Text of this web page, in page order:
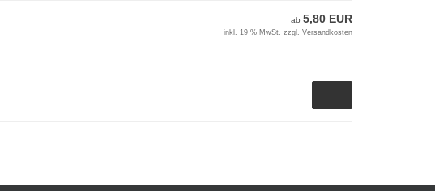
ab 5,80 EUR
inkl. 19 % MwSt. zzgl. Versandkosten